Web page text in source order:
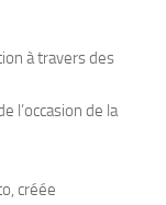
à travers des
l’occasion de la
créée